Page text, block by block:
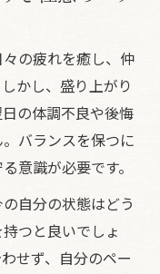
の疲れを癒し、仲
かし、盛り上がり
の体調不良や後悔
バランスを保つに
意識が必要です。
自分の状態はどう
つと良いでしょ
せず、自分のペー